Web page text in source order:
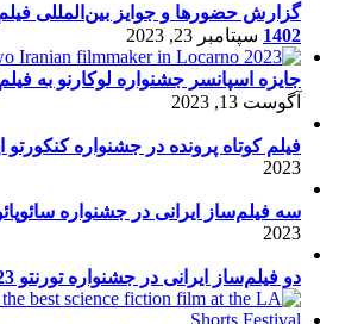
گزارش حضورها و جوایز بین‌المللی فیلم
1402 سپتامبر 23, 2023
جایزه اسپانسر جشنواره لوکارنو به
آگوست 13, 2023
فیلم کوتاه پرونده در جشنواره کنکورتو
2023
سه فیلم‌ساز ایرانی در جشنواره سائوپائولو
2023
دو فیلم‌ساز ایرانی در جشنواره تورنتو 2023